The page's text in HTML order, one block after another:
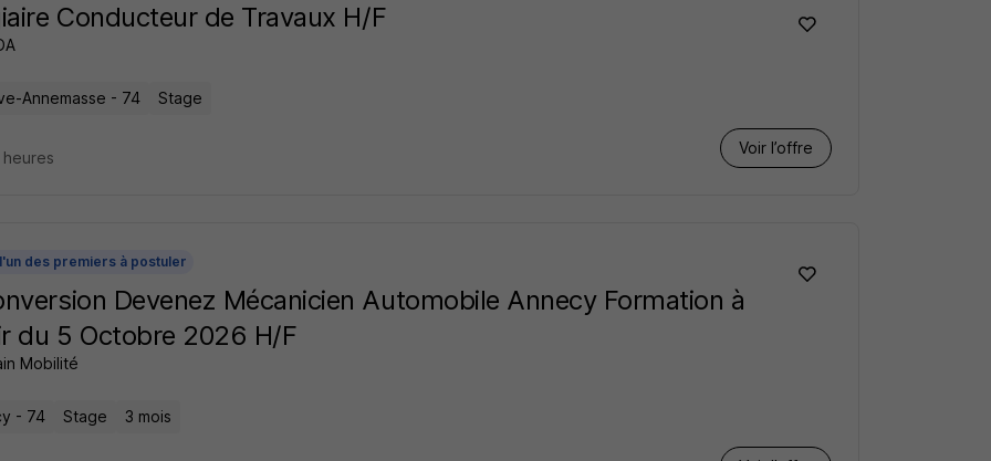
Conducteur de Travaux H/F
Annemasse - 74 Stage
Voir l’offre
des premiers à postuler
Devenez Mécanicien Automobile Annecy Formation à
du 5 Octobre 2026 H/F
Mobilité
- 74 Stage 3 mois